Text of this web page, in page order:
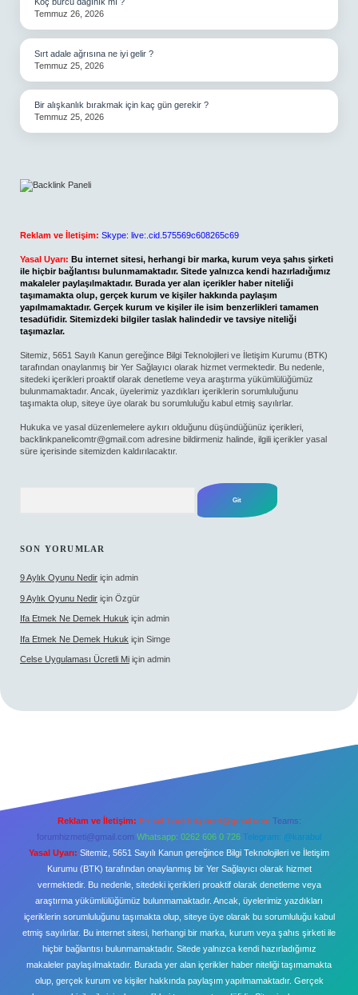
Temmuz 26, 2026
Sırt adale ağrısına ne iyi gelir ?
Temmuz 25, 2026
Bir alışkanlık bırakmak için kaç gün gerekir ?
Temmuz 25, 2026
Reklam ve İletişim: Skype: live:.cid.575569c608265c69
Yasal Uyarı: Bu internet sitesi, herhangi bir marka, kurum veya şahıs şirketi
ile hiçbir bağlantısı bulunmamaktadır. Sitede yalnızca kendi hazırladığımız
makaleler paylaşılmaktadır. Burada yer alan içerikler haber niteliği
taşımamakta olup, gerçek kurum ve kişiler hakkında paylaşım
yapılmamaktadır. Gerçek kurum ve kişiler ile isim benzerlikleri tamamen
tesadüfidir. Sitemizdeki bilgiler taslak halindedir ve tavsiye niteliği
taşımazlar.
Sitemiz, 5651 Sayılı Kanun gereğince Bilgi Teknolojileri ve İletişim Kurumu (BTK)
tarafından onaylanmış bir Yer Sağlayıcı olarak hizmet vermektedir. Bu nedenle,
sitedeki içerikleri proaktif olarak denetleme veya araştırma yükümlülüğümüz
bulunmamaktadır. Ancak, üyelerimiz yazdıkları içeriklerin sorumluluğunu
taşımakta olup, siteye üye olarak bu sorumluluğu kabul etmiş sayılırlar.
Hukuka ve yasal düzenlemelere aykırı olduğunu düşündüğünüz içerikleri,
backlinkpanelicomtr@gmail.com adresine bildirmeniz halinde, ilgili içerikler yasal
süre içerisinde sitemizden kaldırılacaktır.
SON YORUMLAR
9 Aylık Oyunu Nedir için admin
9 Aylık Oyunu Nedir için Özgür
Ifa Etmek Ne Demek Hukuk için admin
Ifa Etmek Ne Demek Hukuk için Simge
Celse Uygulaması Ücretli Mi için admin
Reklam ve İletişim: E-mail: backlinkpaneli@gmail.com Teams:
forumhizmeti@gmail.com Whatsapp: 0262 606 0 726 Telegram: @karabul
Yasal Uyarı: Sitemiz, 5651 Sayılı Kanun gereğince Bilgi Teknolojileri ve İletişim
Kurumu (BTK) tarafından onaylanmış bir Yer Sağlayıcı olarak hizmet
vermektedir. Bu nedenle, sitedeki içerikleri proaktif olarak denetleme veya
araştırma yükümlülüğümüz bulunmamaktadır. Ancak, üyelerimiz yazdıkları
içeriklerin sorumluluğunu taşımakta olup, siteye üye olarak bu sorumluluğu kabul
etmiş sayılırlar. Bu internet sitesi, herhangi bir marka, kurum veya şahıs şirketi ile
hiçbir bağlantısı bulunmamaktadır. Sitede yalnızca kendi hazırladığımız
makaleler paylaşılmaktadır. Burada yer alan içerikler haber niteliği taşımamakta
olup, gerçek kurum ve kişiler hakkında paylaşım yapılmamaktadır. Gerçek